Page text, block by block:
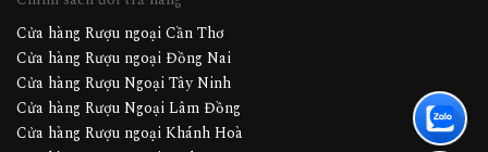
Cửa hàng Rượu ngoại Cần Thơ
Cửa hàng Rượu ngoại Đồng Nai
Cửa hàng Rượu Ngoại Tây Ninh
Cửa hàng Rượu Ngoại Lâm Đồng
Cửa hàng Rượu ngoại Khánh Hoà